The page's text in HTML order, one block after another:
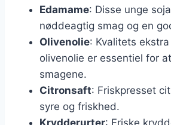
Edamame: Disse unge
nøddeagtig smag og en
Olivenolie: Kvalitets
olivenolie er essentiel for
smagene.
Citronsaft: Friskpresset
syre og friskhed.
Krydderurter: Friske